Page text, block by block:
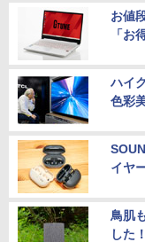
お値
「お
ハイ
色彩
イヤ
鳥肌
した！